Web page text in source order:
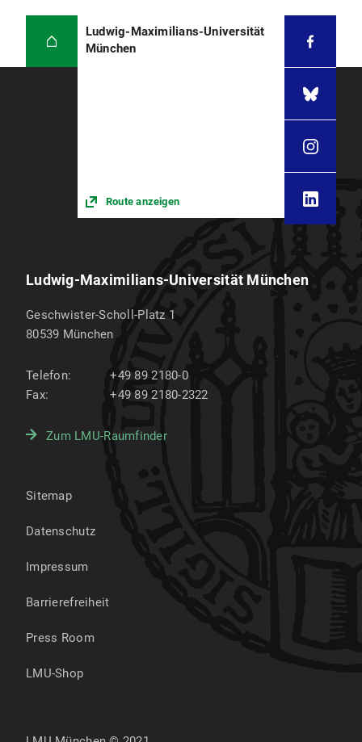
Ludwig-Maximilians-Universität
München
Route anzeigen
Ludwig-Maximilians-Universität München
Geschwister-Scholl-Platz 1
80539 München
Telefon:
+49 89 2180-0
Fax:
+49 89 2180-2322
Zum LMU-Raumfinder
Sitemap
Datenschutz
Impressum
Barrierefreiheit
Press Room
LMU-Shop